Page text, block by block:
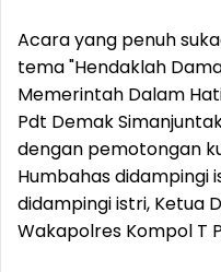
Acara yang penuh
tema "Hendaklah
Memerintah Dalam
Pdt Demak
dengan pemotongan
Humbahas didampingi
didampingi istri, Ketua
Wakapolres Kompol T